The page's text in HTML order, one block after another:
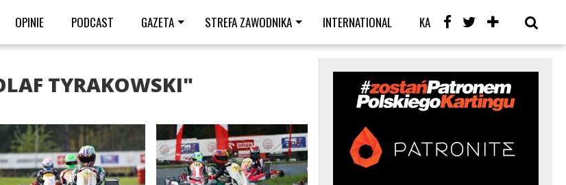
OPINIE PODCAST GAZETA STREFA ZAWODNIKA INTERNATIONAL KARTING CAFE LIVE
TYRAKOWSKI"
READ MORE READ MORE